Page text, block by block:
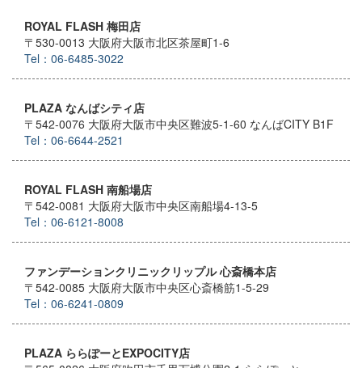
ROYAL FLASH 梅田店
〒530-0013 大阪府大阪市北区茶屋町1-6
Tel：06-6485-3022
PLAZA なんばシティ店
〒542-0076 大阪府大阪市中央区難波5-1-60 なんばCITY B1F
Tel：06-6644-2521
ROYAL FLASH 南船場店
〒542-0081 大阪府大阪市中央区南船場4-13-5
Tel：06-6121-8008
ファンデーションクリニックリップル 心斎橋本店
〒542-0085 大阪府大阪市中央区心斎橋筋1-5-29
Tel：06-6241-0809
PLAZA ららぽーとEXPOCITY店